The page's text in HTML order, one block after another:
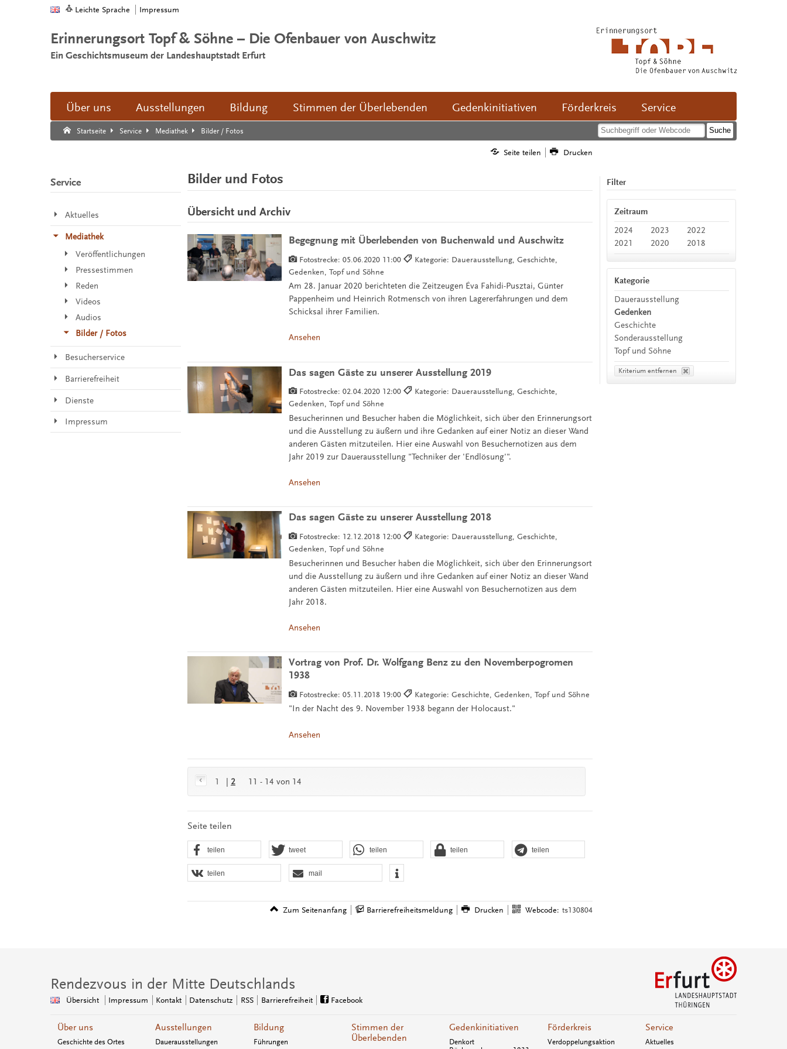
Leichte Sprache Impressum
Erinnerungsort Topf & Söhne – Die Ofenbauer von Auschwitz
Ein Geschichtsmuseum der Landeshauptstadt Erfurt
Über uns Ausstellungen Bildung Stimmen der Überlebenden Gedenkinitiativen Förderkreis Service
Startseite Service Mediathek Bilder / Fotos
Suche:
Suche Ende.
Seite teilen Drucken
Bilder und Fotos
Übersicht und Archiv
Begegnung mit Überlebenden von Buchenwald und Auschwitz
Fotostrecke:05.06.2020 11:00
Kategorie: Dauerausstellung, Geschichte,
Gedenken, Topf und Söhne
Am 28. Januar 2020 berichteten die Zeitzeugen Éva Fahidi-Pusztai, Günter
Pappenheim und Heinrich Rotmensch von ihren Lagererfahrungen und dem
Schicksal ihrer Familien.
Ansehen
Das sagen Gäste zu unserer Ausstellung 2019
Fotostrecke:02.04.2020 12:00
Kategorie: Dauerausstellung, Geschichte,
Gedenken, Topf und Söhne
Besucherinnen und Besucher haben die Möglichkeit, sich über den Erinnerungsort
und die Ausstellung zu äußern und ihre Gedanken auf einer Notiz an dieser Wand
anderen Gästen mitzuteilen. Hier eine Auswahl von Besuchernotizen aus dem
Jahr 2019 zur Dauerausstellung "Techniker der 'Endlösung'".
Ansehen
Das sagen Gäste zu unserer Ausstellung 2018
Fotostrecke: 12.12.2018 12:00
Kategorie: Dauerausstellung, Geschichte,
Gedenken, Topf und Söhne
Besucherinnen und Besucher haben die Möglichkeit, sich über den Erinnerungsort
und die Ausstellung zu äußern und ihre Gedanken auf einer Notiz an dieser Wand
anderen Gästen mitzuteilen. Hier eine Auswahl von Besuchernotizen aus dem
Jahr 2018.
Ansehen
Vortrag von Prof. Dr. Wolfgang Benz zu den Novemberpogromen
1938
Fotostrecke:05.11.2018 19:00 Kategorie: Geschichte, Gedenken, Topf und Söhne
"In der Nacht des 9. November 1938 begann der Holocaust."
Ansehen
1 2 11 - 14 von 14
Seite teilen
teilen tweet teilen teilen teilen
teilen mail
Zum Seitenanfang Barrierefreiheitsmeldung Drucken Webcode: ts130804
Filter
Zeitraum
2024
2023
2022
2021
2020 2018
Kategorie
Dauerausstellung
Gedenken
Geschichte
Sonderausstellung
Topf und Söhne
Kriterium entfernen
Service
Aktuelles
Mediathek
Veröffentlichungen
Pressestimmen
Reden
Videos
Audios
Bilder / Fotos
Besucherservice
Barrierefreiheit
Dienste
Impressum
Rendezvous in der Mitte Deutschlands
Übersicht Impressum Kontakt Datenschutz RSS Barrierefreiheit Facebook
Über uns
Geschichte des Ortes
Ausstellungen
Dauerausstellungen
Bildung
Führungen
Stimmen der
Überlebenden
Gedenkinitiativen
Denkort
Förderkreis
Verdoppelungsaktion
Service
Aktuelles